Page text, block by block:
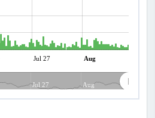
Jul 27 Aug
Jul 27 Aug